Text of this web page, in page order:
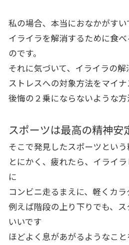
私の場合、本当におなかがす
イライラを解消するために食
のです。
それに気づいて、イライラの解
ストレスへの対象方法をマイ
後悔の２乗にならないような方
スポーツは最高の精神安
そこで発見したスポーツとい
とにかく、疲れたら、イライ
に
コンビニ走るまえに、軽くカ
例えば階段の上り下りでも、
いいです
ほどよく息があがるようなこ